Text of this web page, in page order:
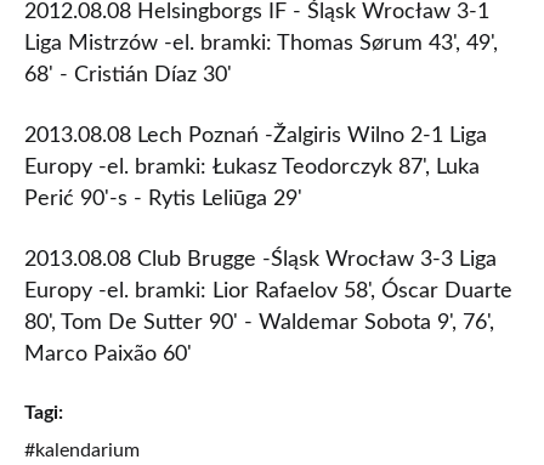
2012.08.08 Helsingborgs IF - Śląsk Wrocław 3-1
Liga Mistrzów -el. bramki: Thomas Sørum 43', 49',
68' - Cristián Díaz 30'
2013.08.08 Lech Poznań -Žalgiris Wilno 2-1 Liga
Europy -el. bramki: Łukasz Teodorczyk 87', Luka
Perić 90'-s - Rytis Leliūga 29'
2013.08.08 Club Brugge -Śląsk Wrocław 3-3 Liga
Europy -el. bramki: Lior Rafaelov 58', Óscar Duarte
80', Tom De Sutter 90' - Waldemar Sobota 9', 76',
Marco Paixão 60'
Tagi:
#kalendarium